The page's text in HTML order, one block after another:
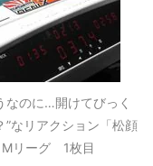
なのに…開けてびっく
”なリアクション「松顔
Mリーグ 1枚目